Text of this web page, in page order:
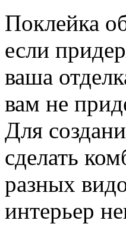
Поклейка
если
ваша
вам не
Для
сделать
разных
интерьер